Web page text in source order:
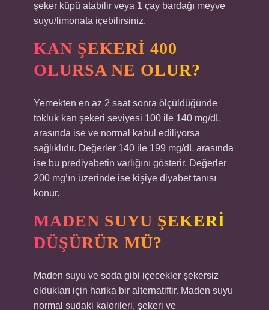
şeker küpü atabilir veya 1 çay bardağı meyve
suyu/limonata içebilirsiniz.
KAN ŞEKERI 400
OLURSA NE OLUR?
Yemekten en az 2 saat sonra ölçüldüğünde
tokluk kan şekeri seviyesi 100 ile 140 mg/dL
arasında ise ve normal kabul ediliyorsa
sağlıklıdır. Değerler 140 ile 199 mg/dL arasında
ise bu prediyabetin varlığını gösterir. Değerler
200 mg’ın üzerinde ise kişiye diyabet tanısı
konur.
MADEN SUYU ŞEKERI
DÜŞÜRÜR MÜ?
Maden suyu ve soda gibi içecekler şekersiz
oldukları için harika bir alternatiftir. Maden suyu
normal sudaki kalorileri, şekeri ve